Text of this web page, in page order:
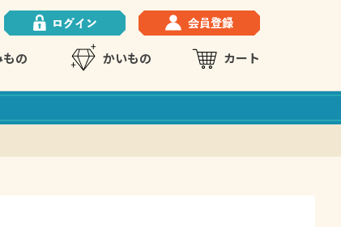
もの かいもの カート